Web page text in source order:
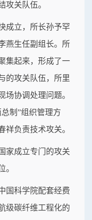
攻关队伍。
成立，所长孙予罕
燕生任副组长。所
集起来，形成了一
的攻关队伍，所里
场协调处理问题。
制”组织管理方
祥负责技术攻关。
家成立专门的攻关
。
国科学院配套经费
级碳纤维工程化的